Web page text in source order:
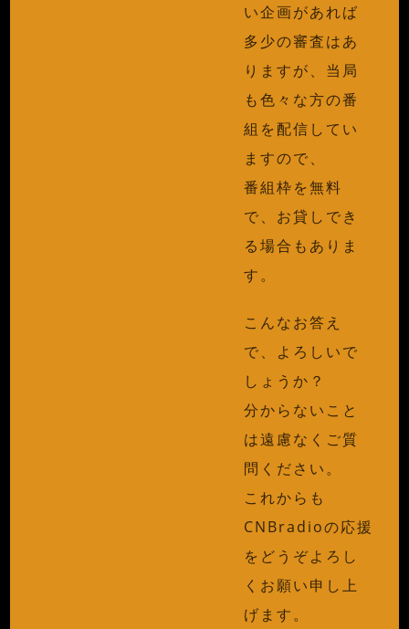
い企画があれば
多少の審査はあ
りますが、当局
も色々な方の番
組を配信してい
ますので、
番組枠を無料
で、お貸しでき
る場合もありま
す。
こんなお答え
で、よろしいで
しょうか？
分からないこと
は遠慮なくご質
問ください。
これからも
CNBradioの応援
をどうぞよろし
くお願い申し上
げます。